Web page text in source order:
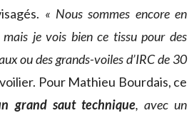
« Nous sommes encore en
mais je vois bien ce tissu pour des
ou des grands-voiles d’IRC de 30
Pour Mathieu Bourdais, ce
grand saut technique, avec un